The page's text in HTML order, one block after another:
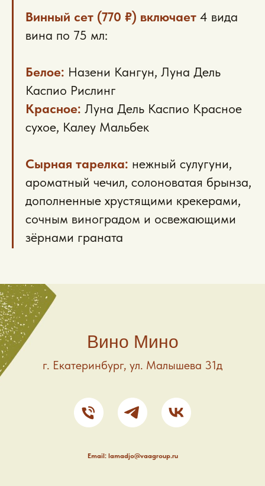
Винный сет (770 ₽) включает 4 вида
вина по 75 мл:
Белое: Назени Кангун, Луна Дель
Каспио Рислинг
Красное: Луна Дель Каспио Красное
сухое, Калеу Мальбек
Сырная тарелка: нежный сулугуни,
ароматный чечил, солоноватая брынза,
дополненные хрустящими крекерами,
сочным виноградом и освежающими
зёрнами граната
Вино Мино
г. Екатеринбург, ул. Малышева 31д
Email: lamadjo@vaagroup.ru